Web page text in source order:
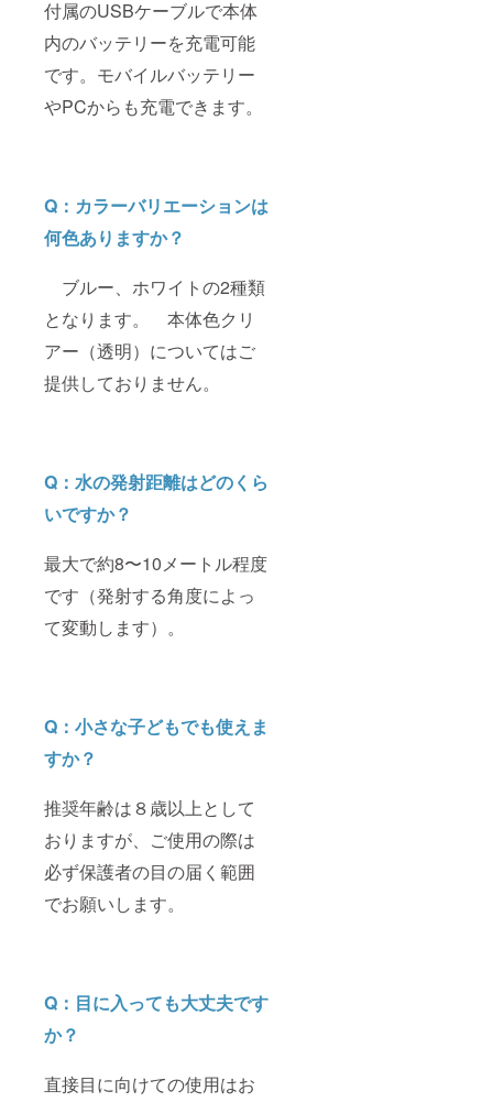
付属のUSBケーブルで本体
内のバッテリーを充電可能
です。モバイルバッテリー
やPCからも充電できます。
Q：カラーバリエーションは
何色ありますか？
ブルー、ホワイトの2種類
となります。 本体色クリ
アー（透明）についてはご
提供しておりません。
Q：水の発射距離はどのくら
いですか？
最大で約8〜10メートル程度
です（発射する角度によっ
て変動します）。
Q：小さな子どもでも使えま
すか？
推奨年齢は８歳以上として
おりますが、ご使用の際は
必ず保護者の目の届く範囲
でお願いします。
Q：目に入っても大丈夫です
か？
直接目に向けての使用はお